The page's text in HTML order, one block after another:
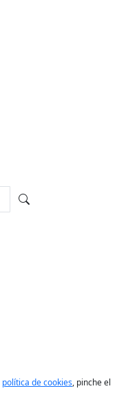
política de cookies, pinche el